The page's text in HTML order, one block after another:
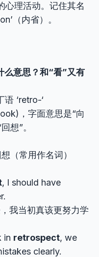
心理活动。记住其名
（内省）。
意思？和“看”又有
语 ‘retro-‘
，字面意思是“向
想”。
（常用作名词）
, I should have
我当初真该更努力学
in retrospect, we
clearly.